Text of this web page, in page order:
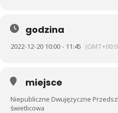
godzina
2022-12-20 10:00 - 11:45
miejsce
Niepubliczne Dwujęzyczne
świetlicowa